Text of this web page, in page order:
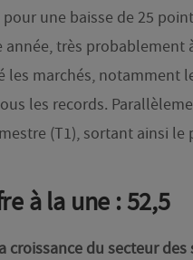
une baisse de 25
année, très probablement
les marchés, notamment
les records.
(T1), sortant ainsi le
à la une : 52,5
croissance du secteur